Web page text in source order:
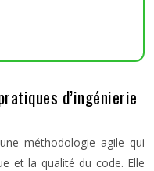
d’ingénierie
méthodologie agile qui
et la qualité du code. Elle